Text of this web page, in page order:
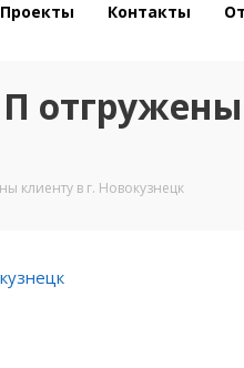
Проекты Контакты
клиенту в г. Новокузнецк